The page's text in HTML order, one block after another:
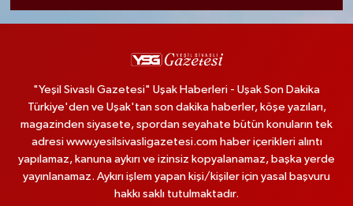
"Yeşil Sivaslı Gazetesi" Uşak Haberleri - Uşak Son Dakika
Türkiye'den ve Uşak'tan son dakika haberler, köşe yazıları,
magazinden siyasete, spordan seyahate bütün konuların tek
adresi www.yesilsivasligazetesi.com haber içerikleri alıntı
yapılamaz, kanuna aykırı ve izinsiz kopyalanamaz, başka yerde
yayınlanamaz. Aykırı işlem yapan kişi/kişiler için yasal başvuru
hakkı saklı tutulmaktadır.